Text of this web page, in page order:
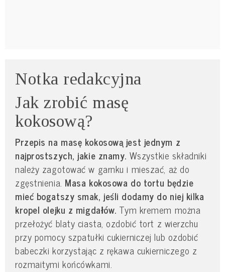
Notka redakcyjna
Jak zrobić masę
kokosową?
Przepis na masę kokosową jest jednym z
najprostszych, jakie znamy. Wszystkie składniki
należy zagotować w garnku i mieszać, aż do
zgęstnienia. Masa kokosowa do tortu będzie
mieć bogatszy smak, jeśli dodamy do niej kilka
kropel olejku z migdałów. Tym kremem można
przełożyć blaty ciasta, ozdobić tort z wierzchu
przy pomocy szpatułki cukierniczej lub ozdobić
babeczki korzystając z rękawa cukierniczego z
rozmaitymi końcówkami.